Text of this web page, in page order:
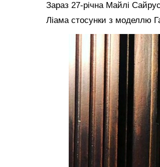
Зараз 27-річна Майлі
Ліама стосунки з моделлю